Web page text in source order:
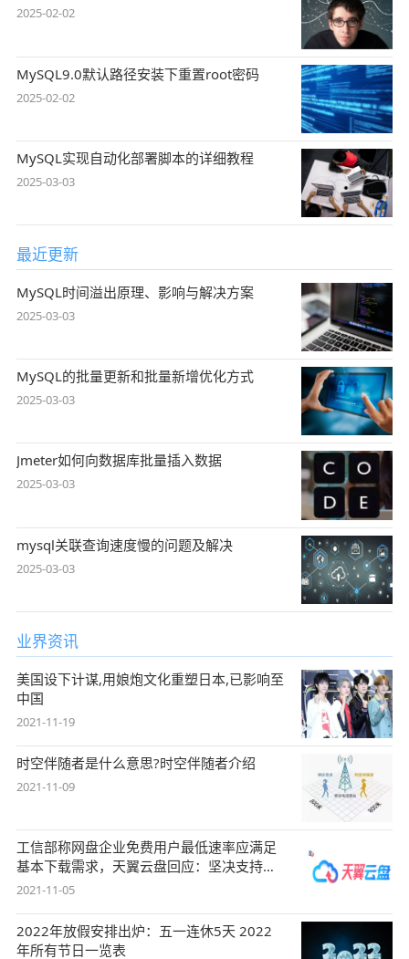
2025-02-02
MySQL9.0默认路径安装下重置root密码
2025-02-02
MySQL实现自动化部署脚本的详细教程
2025-03-03
最近更新
MySQL时间溢出原理、影响与解决方案
2025-03-03
MySQL的批量更新和批量新增优化方式
2025-03-03
Jmeter如何向数据库批量插入数据
2025-03-03
mysql关联查询速度慢的问题及解决
2025-03-03
业界资讯
美国设下计谋,用娘炮文化重塑日本,已影响至
中国
2021-11-19
时空伴随者是什么意思?时空伴随者介绍
2021-11-09
工信部称网盘企业免费用户最低速率应满足
基本下载需求，天翼云盘回应：坚决支持，
始终
2021-11-05
2022年放假安排出炉：五一连休5天 2022
年所有节日一览表